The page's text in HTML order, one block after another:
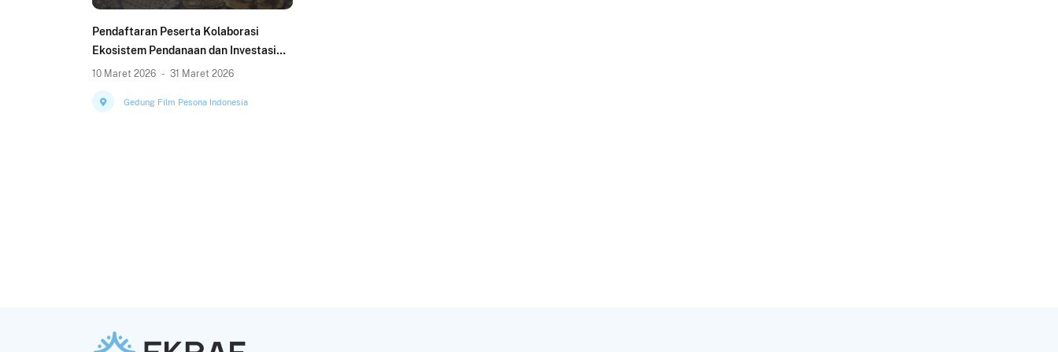
Pendaftaran Peserta Kolaborasi
Ekosistem Pendanaan dan Investasi
(KOLEKSI) KRIYA 2026
10 Maret 2026 - 31 Maret 2026
Gedung Film Pesona Indonesia